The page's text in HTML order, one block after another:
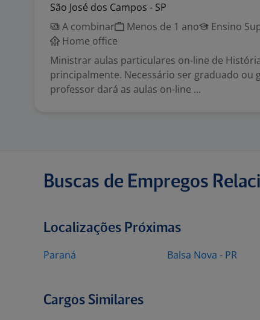
São José dos Campos - SP
A combinar
Menos de 1 ano
Ensino
Home office
Ministrar aulas particulares on-line de
principalmente. Necessário ser graduado ou
professor dará as aulas on-line ...
Buscas de Empregos
Localizações Próximas
Paraná Balsa Nova - PR
Cargos Similares